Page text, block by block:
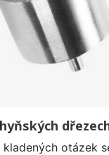
kladených otázek